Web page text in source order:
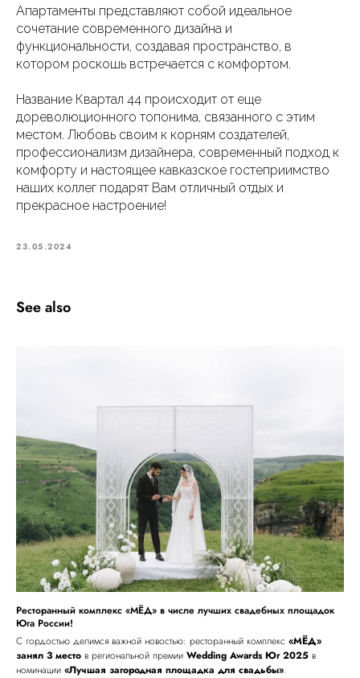
Апартаменты представляют собой идеальное
сочетание современного дизайна и
функциональности, создавая пространство, в
котором роскошь встречается с комфортом.
Название Квартал 44 происходит от еще
дореволюционного топонима, связанного с этим
местом. Любовь своим к корням создателей,
профессионализм дизайнера, современный подход к
комфорту и настоящее кавказское гостеприимство
наших коллег подарят Вам отличный отдых и
прекрасное настроение!
23.05.2024
See also
Ресторанный комплекс «МЁД» в числе лучших свадебных площадок
Юга России!
С гордостью делимся важной новостью: ресторанный комплекс «МЁД»
занял 3 место в региональной премии Wedding Awards Юг 2025 в
номинации «Лучшая загородная площадка для свадьбы».